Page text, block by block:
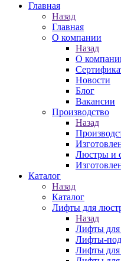
Главная
Назад
Главная
О компании
Назад
О
Новости
Блог
Вакансии
Производство
Назад
Люстры и
Каталог
Назад
Каталог
Лифты для
Назад
Лифты
Лифты-
Лифты